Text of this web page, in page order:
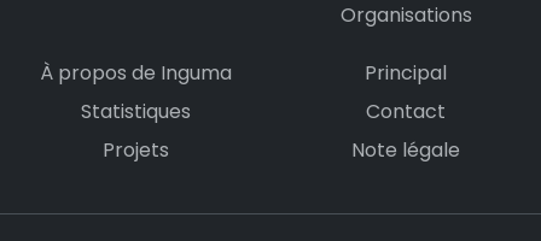
Organisations
À propos de Inguma
Statistiques
Projets
Principal
Contact
Note légale